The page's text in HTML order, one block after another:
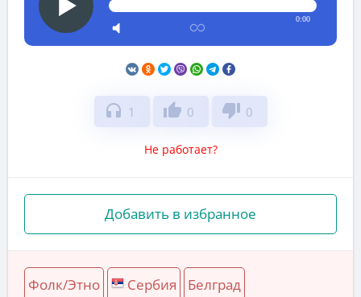
0:00
headphones 1 thumb_up 0 thumb_down 0
Не работает?
Добавить в избранное
Фолк/Этно Сербия Белград